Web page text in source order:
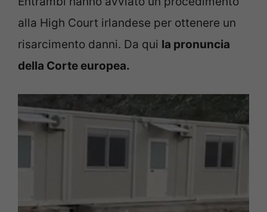
alla High Court irlandese per ottenere un
risarcimento danni. Da qui la pronuncia
della Corte europea.